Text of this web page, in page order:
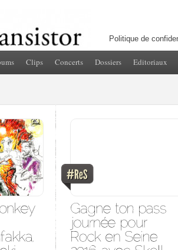
Politique de
Clips Concerts Dossiers Editoriaux